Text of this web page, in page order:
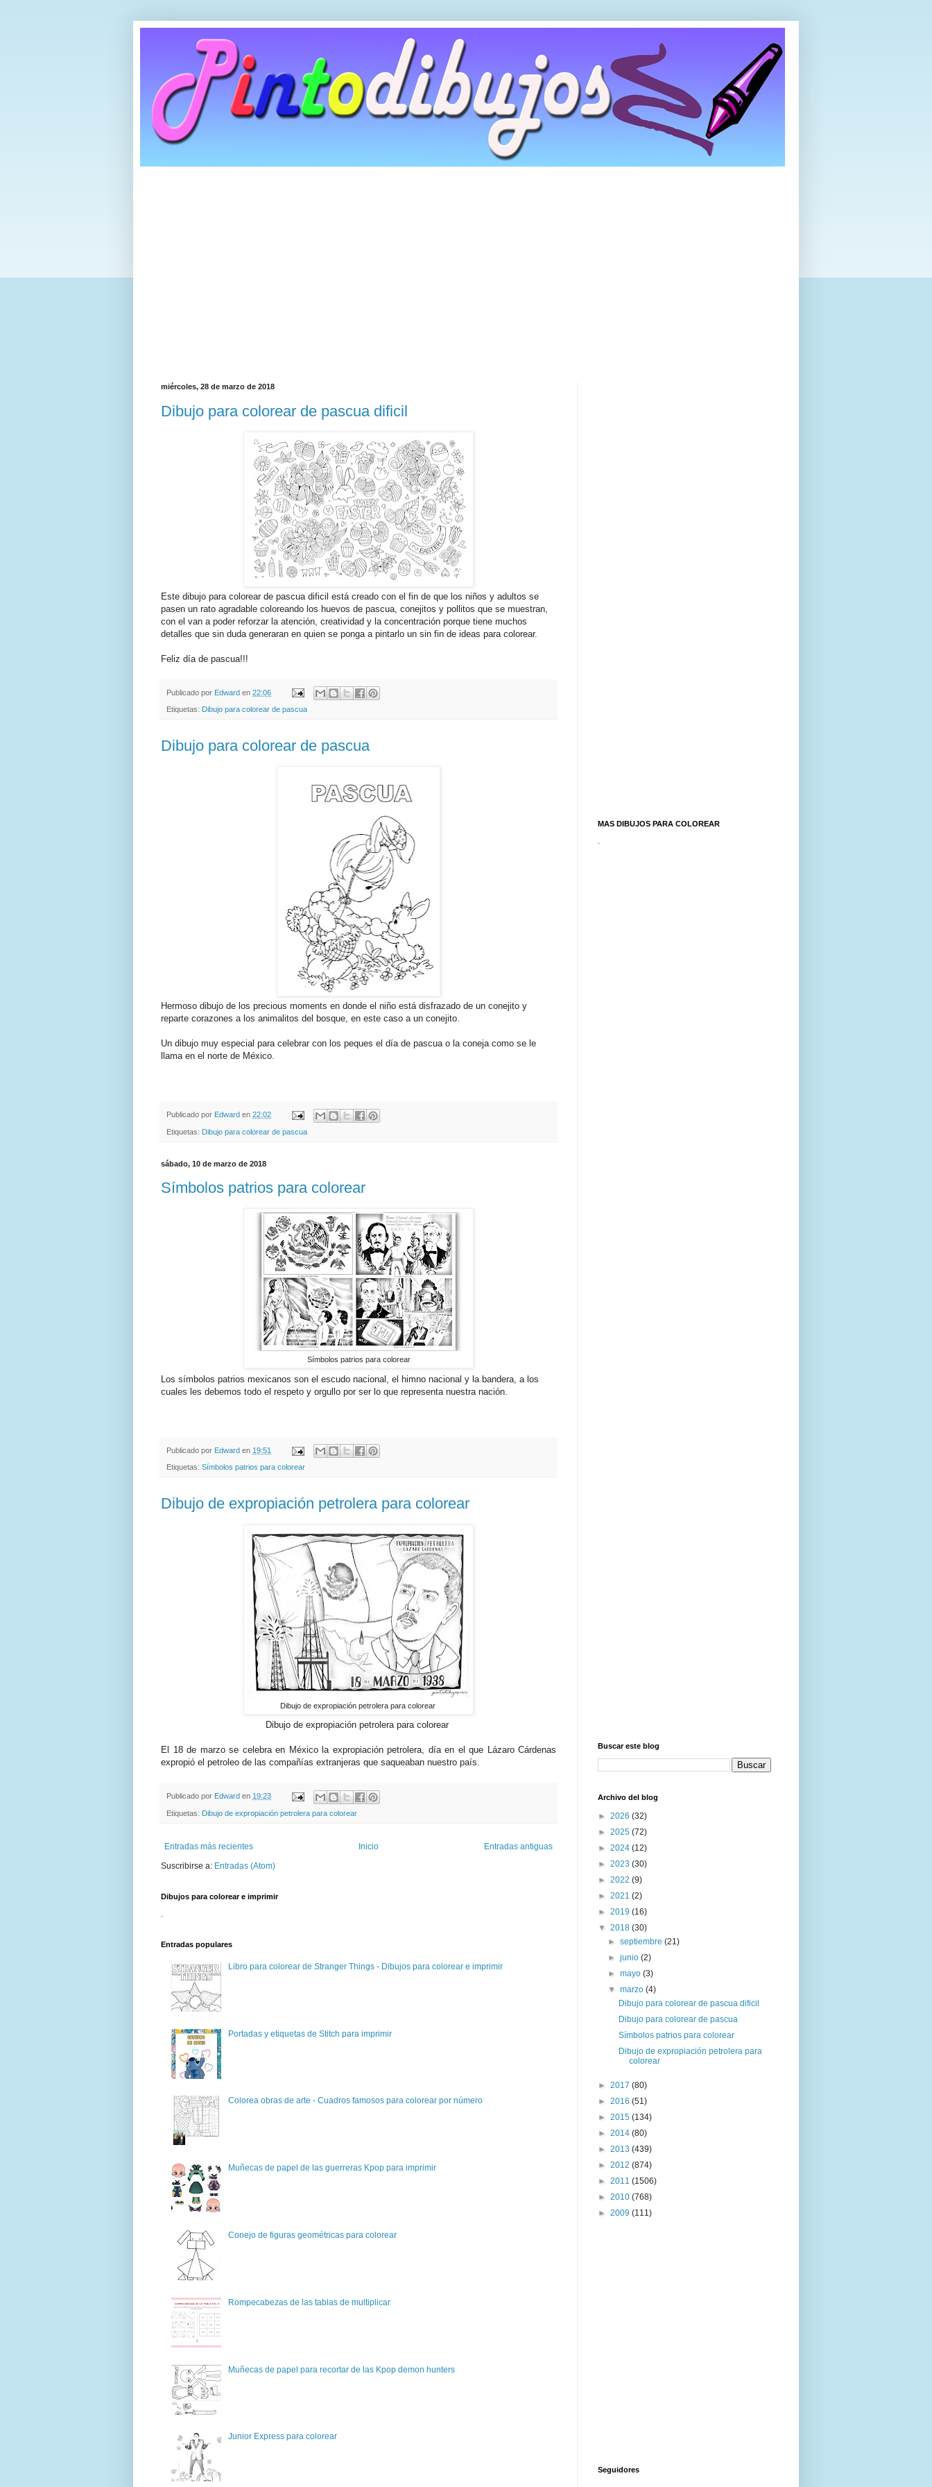
miércoles, 28 de marzo de 2018
Dibujo para colorear de pascua dificil
Este dibujo para colorear de pascua dificil está creado con el fin de que los niños y adultos se
pasen un rato agradable coloreando los huevos de pascua, conejitos y pollitos que se muestran,
con el van a poder reforzar la atención, creatividad y la concentración porque tiene muchos
detalles que sin duda generaran en quien se ponga a pintarlo un sin fin de ideas para colorear.
Feliz día de pascua!!!
Publicado por Edward en 22:06
Etiquetas: Dibujo para colorear de pascua
Dibujo para colorear de pascua
Hermoso dibujo de los precious moments en donde el niño está disfrazado de un conejito y
reparte corazones a los animalitos del bosque, en este caso a un conejito.
Un dibujo muy especial para celebrar con los peques el día de pascua o la coneja como se le
llama en el norte de México.
Publicado por Edward en 22:02
Etiquetas: Dibujo para colorear de pascua
sábado, 10 de marzo de 2018
Símbolos patrios para colorear
Símbolos patrios para colorear
Los símbolos patrios mexicanos son el escudo nacional, el himno nacional y la bandera, a los
cuales les debemos todo el respeto y orgullo por ser lo que representa nuestra nación.
Publicado por Edward en 19:51
Etiquetas: Símbolos patrios para colorear
Dibujo de expropiación petrolera para colorear
Dibujo de expropiación petrolera para colorear
Dibujo de expropiación petrolera para colorear
El 18 de marzo se celebra en México la expropiación petrolera, día en el que Lázaro Cárdenas
expropió el petroleo de las compañías extranjeras que saqueaban nuestro país.
Publicado por Edward en 19:23
Etiquetas: Dibujo de expropiación petrolera para colorear
Entradas más recientes Entradas antiguas
Inicio
Suscribirse a: Entradas (Atom)
Dibujos para colorear e imprimir
Entradas populares
Libro para colorear de Stranger Things - Dibujos para colorear e imprimir
Portadas y etiquetas de Stitch para imprimir
Colorea obras de arte - Cuadros famosos para colorear por número
Muñecas de papel de las guerreras Kpop para imprimir
Conejo de figuras geométricas para colorear
Rompecabezas de las tablas de multiplicar
Muñecas de papel para recortar de las Kpop demon hunters
Junior Express para colorear
MAS DIBUJOS PARA COLOREAR
.
Buscar este blog
Archivo del blog
► 2026 (32)
► 2025 (72)
► 2024 (12)
► 2023 (30)
► 2022 (9)
► 2021 (2)
► 2019 (16)
▼ 2018 (30)
►septiembre(21)
►junio(2)
►mayo(3)
▼marzo(4)
Dibujo para colorear de pascua dificil
Dibujo para colorear de pascua
Símbolos patrios para colorear
Dibujo de expropiación petrolera para
colorear
► 2017 (80)
► 2016 (51)
► 2015 (134)
► 2014 (80)
► 2013 (439)
► 2012 (874)
► 2011 (1506)
► 2010 (768)
► 2009 (111)
Seguidores